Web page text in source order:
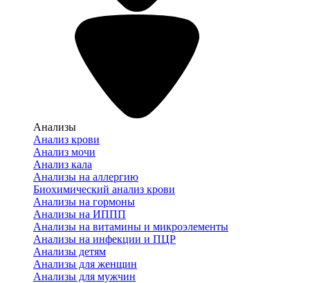
Анализы
Анализ крови
Анализ мочи
Анализ кала
Анализы на аллергию
Биохимический анализ крови
Анализы на гормоны
Анализы на ИППП
Анализы на витамины и микроэлементы
Анализы на инфекции и ПЦР
Анализы детям
Анализы для женщин
Анализы для мужчин